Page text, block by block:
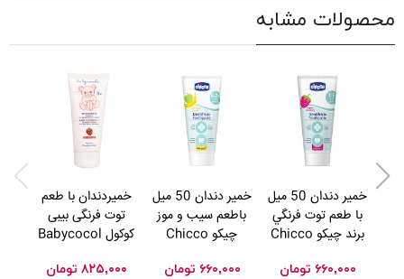
محصولات مشابه
خمير دندان 50 ميل
با طعم توت فرنگي
برند چيکو Chicco
۶۶۰,۰۰۰ تومان
خمير دندان 50 ميل
باطعم سیب و موز
چيکو Chicco
۶۶۰,۰۰۰ تومان
خمیردندان با طعم
توت فرنگی بیبی
کوکول Babycocol
۸۲۵,۰۰۰ تومان